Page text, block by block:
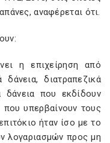
αναφέρεται ότι.
η επιχείρηση από
διατραπεζικά
δάνεια που εκδίδουν
που υπερβαίνουν τους
ήταν ίσο με το
λογαριασμών προς μη